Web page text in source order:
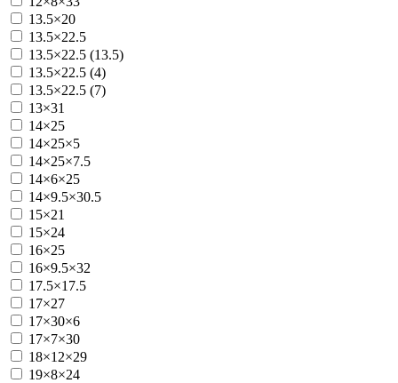
13.5×20
13.5×22.5
13.5×22.5 (13.5)
13.5×22.5 (4)
13.5×22.5 (7)
13×31
14×25
14×25×5
14×25×7.5
14×6×25
14×9.5×30.5
15×21
15×24
16×25
16×9.5×32
17.5×17.5
17×27
17×30×6
17×7×30
18×12×29
19×8×24